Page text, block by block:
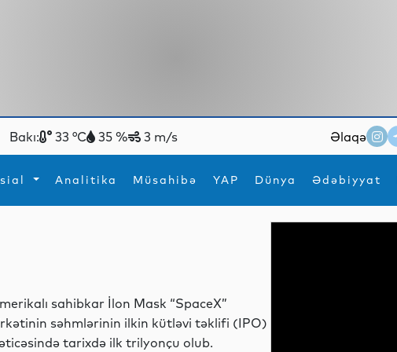
Bakı: 33 °C 35 % 3 m/s Əlaqə
Analitika Müsahibə YAP Dünya Ədəbiyyat
sahibkar İlon Mask “SpaceX”
səhmlərinin ilkin kütləvi təklifi (IPO)
tarixdə ilk trilyonçu olub.